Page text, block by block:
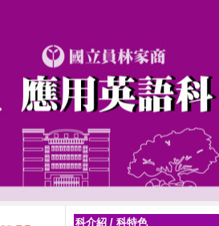
科介紹 / 科特色